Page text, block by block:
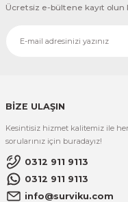
Ücretsiz e-bültene kayıt olun
BİZE ULAŞIN
Kesintisiz hizmet kalitemiz ile
sorularınız için buradayız!
0312 911 9113
0312 911 9113
info@surviku.com